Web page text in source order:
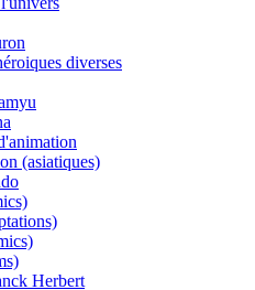
diverses
(asiatiques)
Herbert